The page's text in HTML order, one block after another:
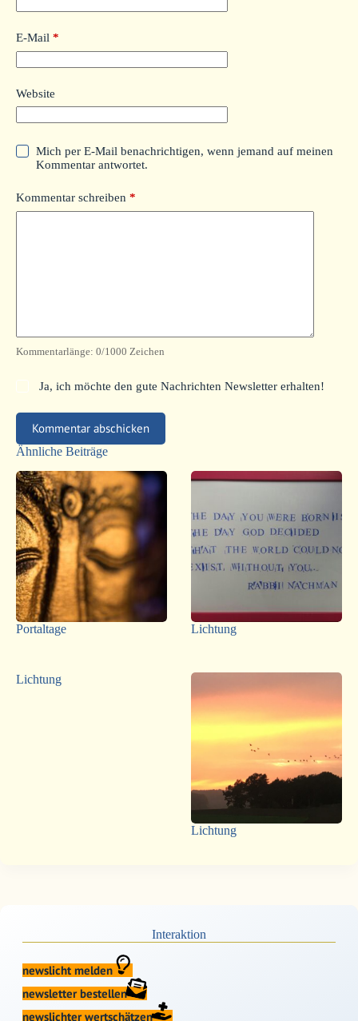
E-Mail *
Website
Mich per E-Mail benachrichtigen, wenn jemand auf meinen
Kommentar antwortet.
Kommentar schreiben *
Kommentarlänge: 0/1000 Zeichen
Ja, ich möchte den gute Nachrichten Newsletter erhalten!
Kommentar abschicken
Ähnliche Beiträge
Portaltage Lichtung
Lichtung
Lichtung
Interaktion
newslicht melden
newsletter bestellen
newslichter wertschätzen